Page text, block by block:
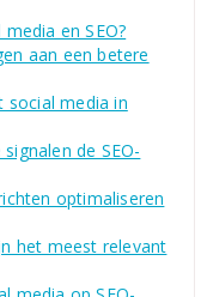
en SEO?
aan een betere
social media in
de SEO-
optimaliseren
het meest relevant